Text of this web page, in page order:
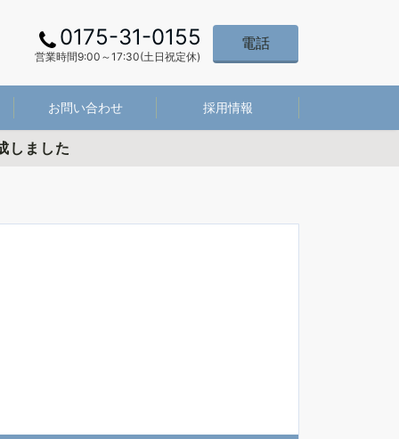
0175-31-0155
営業時間9:00～17:30(土日祝定休)
電話
お問い合わせ 採用情報
しました